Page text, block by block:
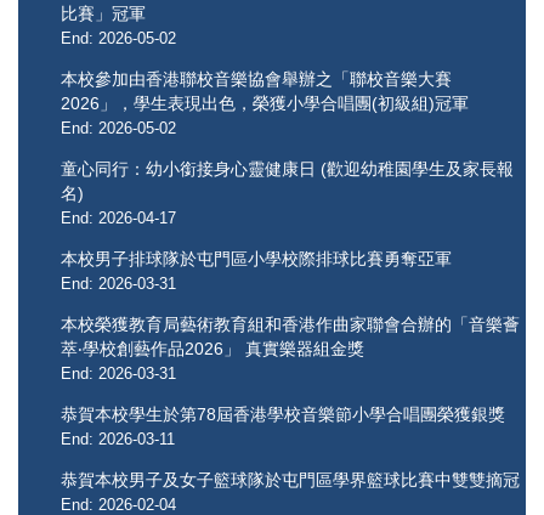
比賽」冠軍
End: 2026-05-02
本校參加由香港聯校音樂協會舉辦之「聯校音樂大賽
2026」，學生表現出色，榮獲小學合唱團(初級組)冠軍
End: 2026-05-02
童心同行：幼小銜接身心靈健康日 (歡迎幼稚園學生及家長報
名)
End: 2026-04-17
本校男子排球隊於屯門區小學校際排球比賽勇奪亞軍
End: 2026-03-31
本校榮獲教育局藝術教育組和香港作曲家聯會合辦的「音樂薈
萃‧學校創藝作品2026」 真實樂器組金獎
End: 2026-03-31
恭賀本校學生於第78屆香港學校音樂節小學合唱團榮獲銀獎
End: 2026-03-11
恭賀本校男子及女子籃球隊於屯門區學界籃球比賽中雙雙摘冠
End: 2026-02-04